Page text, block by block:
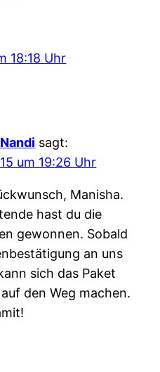
18:18 Uhr
sagt:
um 19:26 Uhr
Manisha.
hast du die
gewonnen. Sobald
an uns
sich das Paket
den Weg machen.